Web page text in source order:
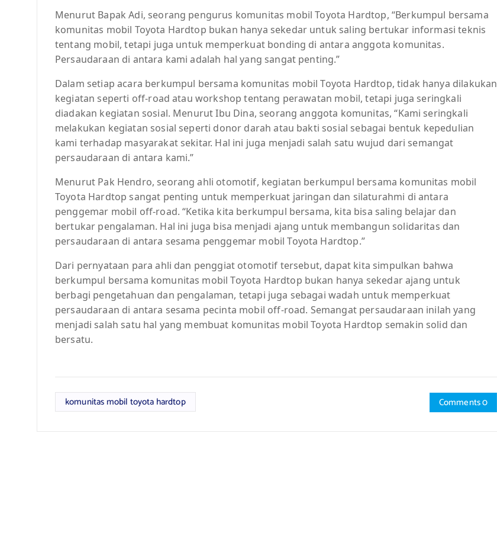
Menurut Bapak Adi, seorang pengurus komunitas mobil Toyota Hardtop, “Berkumpul bersama
komunitas mobil Toyota Hardtop bukan hanya sekedar untuk saling bertukar informasi teknis
tentang mobil, tetapi juga untuk memperkuat bonding di antara anggota komunitas.
Persaudaraan di antara kami adalah hal yang sangat penting.”
Dalam setiap acara berkumpul bersama komunitas mobil Toyota Hardtop, tidak hanya dilakukan
kegiatan seperti off-road atau workshop tentang perawatan mobil, tetapi juga seringkali
diadakan kegiatan sosial. Menurut Ibu Dina, seorang anggota komunitas, “Kami seringkali
melakukan kegiatan sosial seperti donor darah atau bakti sosial sebagai bentuk kepedulian
kami terhadap masyarakat sekitar. Hal ini juga menjadi salah satu wujud dari semangat
persaudaraan di antara kami.”
Menurut Pak Hendro, seorang ahli otomotif, kegiatan berkumpul bersama komunitas mobil
Toyota Hardtop sangat penting untuk memperkuat jaringan dan silaturahmi di antara
penggemar mobil off-road. “Ketika kita berkumpul bersama, kita bisa saling belajar dan
bertukar pengalaman. Hal ini juga bisa menjadi ajang untuk membangun solidaritas dan
persaudaraan di antara sesama penggemar mobil Toyota Hardtop.”
Dari pernyataan para ahli dan penggiat otomotif tersebut, dapat kita simpulkan bahwa
berkumpul bersama komunitas mobil Toyota Hardtop bukan hanya sekedar ajang untuk
berbagi pengetahuan dan pengalaman, tetapi juga sebagai wadah untuk memperkuat
persaudaraan di antara sesama pecinta mobil off-road. Semangat persaudaraan inilah yang
menjadi salah satu hal yang membuat komunitas mobil Toyota Hardtop semakin solid dan
bersatu.
komunitas mobil toyota hardtop Comments 0